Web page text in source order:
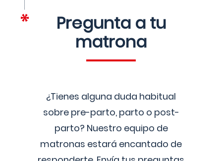
Pregunta a tu
matrona
¿Tienes alguna duda habitual
sobre pre-parto, parto o post-
parto? Nuestro equipo de
matronas estará encantado de